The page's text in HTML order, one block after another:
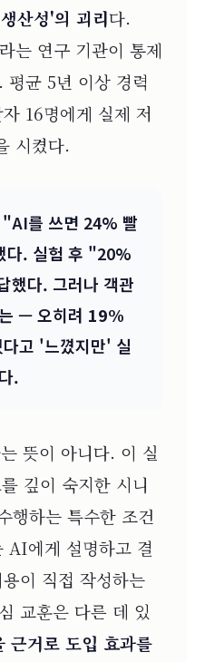
산성'의 괴리다.
는 연구 기관이 통제
균 5년 이상 경력
16명에게 실제 저
시켰다.
"AI를 쓰면 24% 빨
다. 실험 후 "20%
했다. 그러나 객관
— 오히려 19%
다고 '느꼈지만' 실
.
뜻이 아니다. 이 실
깊이 숙지한 시니
행하는 특수한 조건
AI에게 설명하고 결
이 직접 작성하는
교훈은 다른 데 있
근거로 도입 효과를